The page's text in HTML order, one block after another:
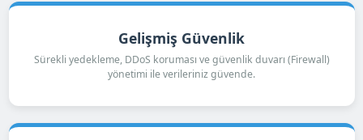
Gelişmiş Güvenlik
Sürekli yedekleme, DDoS koruması ve güvenlik duvarı (Firewall)
yönetimi ile verileriniz güvende.